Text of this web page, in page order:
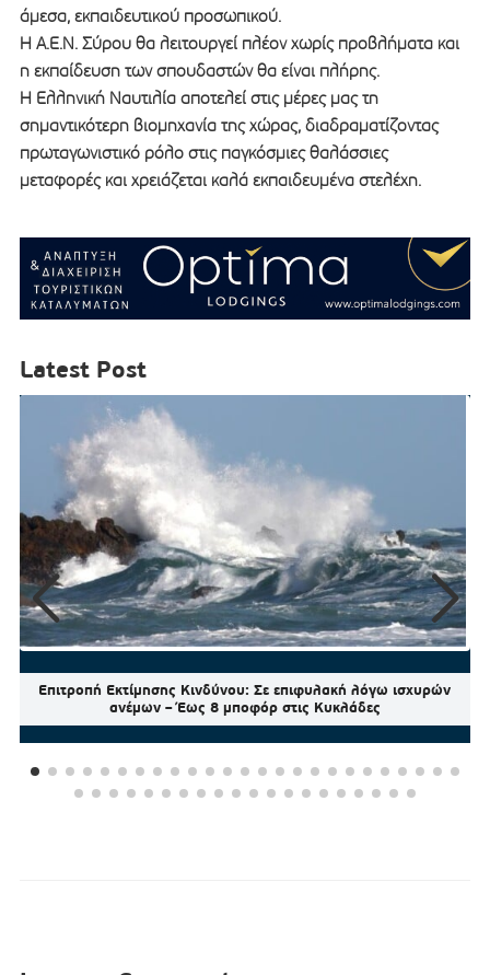
άμεσα, εκπαιδευτικού προσωπικού.
Η Α.Ε.Ν. Σύρου θα λειτουργεί πλέον χωρίς προβλήματα και
η εκπαίδευση των σπουδαστών θα είναι πλήρης.
Η Ελληνική Ναυτιλία αποτελεί στις μέρες μας τη
σημαντικότερη βιομηχανία της χώρας, διαδραματίζοντας
πρωταγωνιστικό ρόλο στις παγκόσμιες θαλάσσιες
μεταφορές και χρειάζεται καλά εκπαιδευμένα στελέχη.
Latest Post
Επιτροπή Εκτίμησης Κινδύνου: Σε επιφυλακή λόγω ισχυρών
ανέμων – Έως 8 μποφόρ στις Κυκλάδες